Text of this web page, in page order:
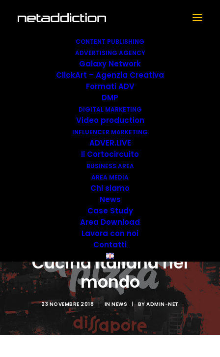
CONTENT PUBLISHING
ADVERTISING AGENCY
Galaxy Network
ClickArt – Agenzia Creativa
Formati ADV
DMP
DIGITAL MARKETING
Video production
INFLUENCER MARKETING
ADVER.LIVE
Il Cortocircuito
BUSINESS AREA
AREA MEDIA
Chi siamo
News
Case Study
Area Download
Lavora con noi
Contatti
La pizza conquista il
Sol Levante:
Dissapore celebra
uno dei più amati
prodotti italiani con
un grande evento
nella capitale
giapponese in
occasione della
Settimana della
Cucina Italiana nel
mondo
23 NOVEMBRE 2018 | INNEWS | BYADMIN-NET